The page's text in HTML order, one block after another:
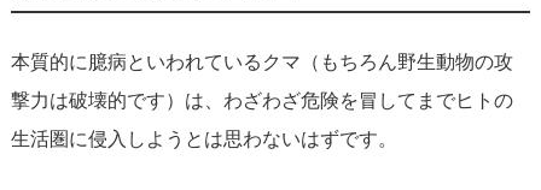
本質的に臆病といわれているクマ（もちろん野生動物の攻
撃力は破壊的です）は、わざわざ危険を冒してまでヒトの
生活圏に侵入しようとは思わないはずです。